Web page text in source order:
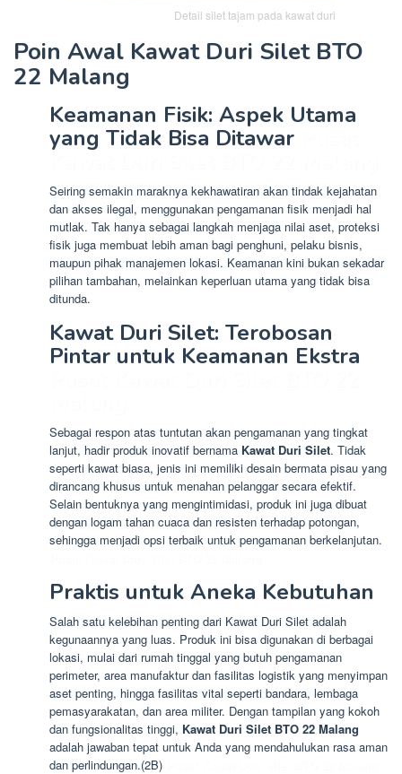
Detail silet tajam pada kawat duri
Poin Awal Kawat Duri Silet BTO
22 Malang
Keamanan Fisik: Aspek Utama
yang Tidak Bisa Ditawar
Seiring semakin maraknya kekhawatiran akan tindak kejahatan
dan akses ilegal, menggunakan pengamanan fisik menjadi hal
mutlak. Tak hanya sebagai langkah menjaga nilai aset, proteksi
fisik juga membuat lebih aman bagi penghuni, pelaku bisnis,
maupun pihak manajemen lokasi. Keamanan kini bukan sekadar
pilihan tambahan, melainkan keperluan utama yang tidak bisa
ditunda.
Kawat Duri Silet: Terobosan
Pintar untuk Keamanan Ekstra
Sebagai respon atas tuntutan akan pengamanan yang tingkat
lanjut, hadir produk inovatif bernama Kawat Duri Silet. Tidak
seperti kawat biasa, jenis ini memiliki desain bermata pisau yang
dirancang khusus untuk menahan pelanggar secara efektif.
Selain bentuknya yang mengintimidasi, produk ini juga dibuat
dengan logam tahan cuaca dan resisten terhadap potongan,
sehingga menjadi opsi terbaik untuk pengamanan berkelanjutan.
Praktis untuk Aneka Kebutuhan
Salah satu kelebihan penting dari Kawat Duri Silet adalah
kegunaannya yang luas. Produk ini bisa digunakan di berbagai
lokasi, mulai dari rumah tinggal yang butuh pengamanan
perimeter, area manufaktur dan fasilitas logistik yang menyimpan
aset penting, hingga fasilitas vital seperti bandara, lembaga
pemasyarakatan, dan area militer. Dengan tampilan yang kokoh
dan fungsionalitas tinggi, Kawat Duri Silet BTO 22 Malang
adalah jawaban tepat untuk Anda yang mendahulukan rasa aman
dan perlindungan.(2B)